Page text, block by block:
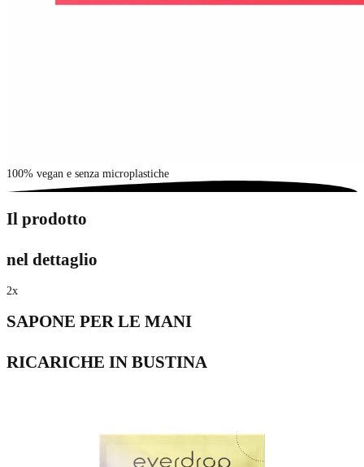
100% vegan e senza microplastiche
Il prodotto
nel dettaglio
2x
SAPONE PER LE MANI
RICARICHE IN BUSTINA